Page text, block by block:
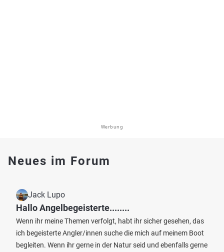
Werbung
Neues im Forum
Jack Lupo
Hallo Angelbegeisterte........
Wenn ihr meine Themen verfolgt, habt ihr sicher gesehen, das
ich begeisterte Angler/innen suche die mich auf meinem Boot
begleiten. Wenn ihr gerne in der Natur seid und ebenfalls gerne